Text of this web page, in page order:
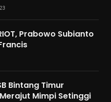
Prabowo Subianto
Bintang Timur
Mimpi Setinggi